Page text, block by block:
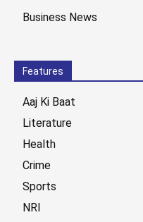
Business News
Features
Aaj Ki Baat
Literature
Health
Crime
Sports
NRI